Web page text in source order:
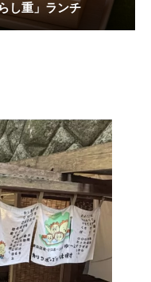
し重」ランチ